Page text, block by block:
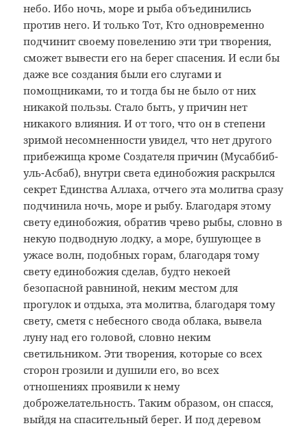
небо. Ибо ночь, море и рыба объединились
против него. И только Тот, Кто одновременно
подчинит своему повелению эти три творения,
сможет вывести его на берег спасения. И если бы
даже все создания были его слугами и
помощниками, то и тогда бы не было от них
никакой пользы. Стало быть, у причин нет
никакого влияния. И от того, что он в степени
зримой несомненности увидел, что нет другого
прибежища кроме Создателя причин (Мусаббиб-
уль-Асбаб), внутри света единобожия раскрылся
секрет Единства Аллаха, отчего эта молитва сразу
подчинила ночь, море и рыбу. Благодаря этому
свету единобожия, обратив чрево рыбы, словно в
некую подводную лодку, а море, бушующее в
ужасе волн, подобных горам, благодаря тому
свету единобожия сделав, будто некоей
безопасной равниной, неким местом для
прогулок и отдыха, эта молитва, благодаря тому
свету, сметя с небесного свода облака, вывела
луну над его головой, словно неким
светильником. Эти творения, которые со всех
сторон грозили и душили его, во всех
отношениях проявили к нему
доброжелательность. Таким образом, он спасся,
выйдя на спасительный берег. И под деревом